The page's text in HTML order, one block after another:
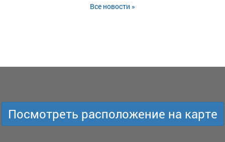
Все новости »
Посмотреть расположение на карте